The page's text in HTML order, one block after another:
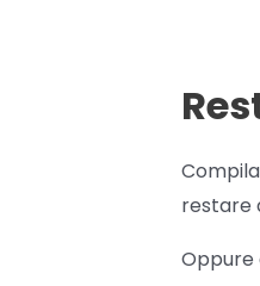
restare
Oppure